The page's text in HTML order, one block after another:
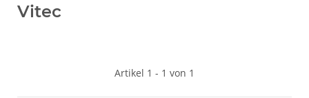
Vitec
Artikel 1 - 1 von 1